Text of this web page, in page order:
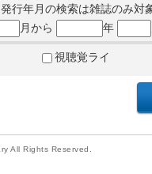
行年月の検索は雑誌のみ対
月から 年
視聴覚ライ
All Rights Reserved.